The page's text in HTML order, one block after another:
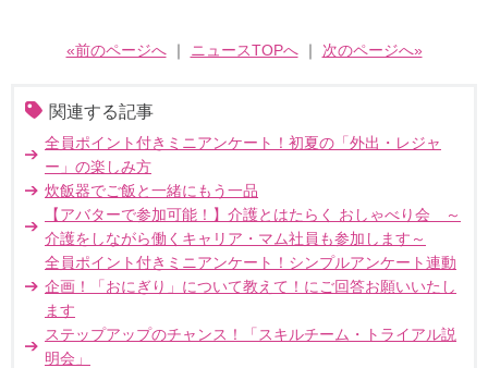
«前のページへ｜ ニュースTOPへ｜ 次のページへ»
関連する記事
全員ポイント付きミニアンケート！初夏の「外出・レジャ
ー」の楽しみ方
炊飯器でご飯と一緒にもう一品
【アバターで参加可能！】介護とはたらく おしゃべり会 ～
介護をしながら働くキャリア・マム社員も参加します～
全員ポイント付きミニアンケート！シンプルアンケート連動
企画！「おにぎり」について教えて！にご回答お願いいたし
ます
ステップアップのチャンス！「スキルチーム・トライアル説
明会」